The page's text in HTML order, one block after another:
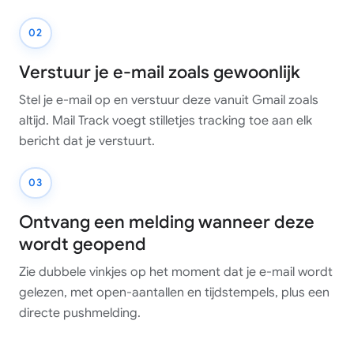
02
Verstuur je e-mail zoals gewoonlijk
Stel je e-mail op en verstuur deze vanuit Gmail zoals
altijd. Mail Track voegt stilletjes tracking toe aan elk
bericht dat je verstuurt.
03
Ontvang een melding wanneer deze
wordt geopend
Zie dubbele vinkjes op het moment dat je e-mail wordt
gelezen, met open-aantallen en tijdstempels, plus een
directe pushmelding.